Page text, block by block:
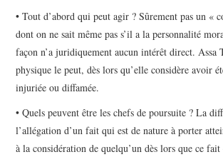
• Tout d’abord qui peut agir ? Sûrement pas un «
dont on ne sait même pas s’il a la personnalité
façon n’a juridiquement aucun intérêt direct. Assa
physique le peut, dès lors qu’elle considère avoir
injuriée ou diffamée.
• Quels peuvent être les chefs de poursuite ? La
l’allégation d’un fait qui est de nature à porter
à la considération de quelqu’un dès lors que ce